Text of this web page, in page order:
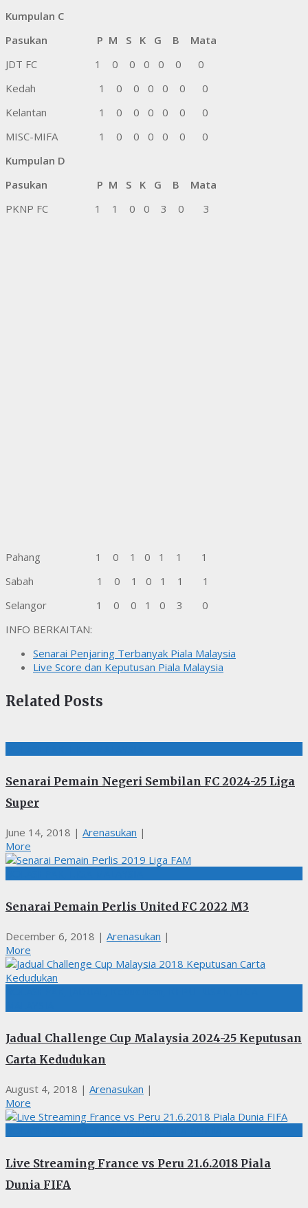
Kumpulan C
Pasukan P M S K G B Mata
JDT FC 1 0 0 0 0 0 0
Kedah 1 0 0 0 0 0 0
Kelantan 1 0 0 0 0 0 0
MISC-MIFA 1 0 0 0 0 0 0
Kumpulan D
Pasukan P M S K G B Mata
PKNP FC 1 1 0 0 3 0 3
Pahang 1 0 1 0 1 1 1
Sabah 1 0 1 0 1 1 1
Selangor 1 0 0 1 0 3 0
INFO BERKAITAN:
Senarai Penjaring Terbanyak Piala Malaysia
Live Score dan Keputusan Piala Malaysia
Related Posts
Senarai Pemain Negeri Sembilan FC 2024-25 Liga
Super
June 14, 2018 | Arenasukan |
More
Senarai Pemain Perlis United FC 2022 M3
December 6, 2018 | Arenasukan |
More
Jadual Challenge Cup Malaysia 2024-25 Keputusan
Carta Kedudukan
August 4, 2018 | Arenasukan |
More
Live Streaming France vs Peru 21.6.2018 Piala
Dunia FIFA